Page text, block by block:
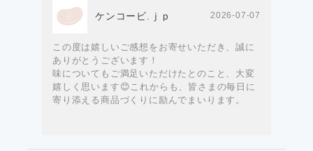
ケンコービ.ｊｐ 2026-07-07
この度は嬉しいご感想をお寄せいただき、誠に
ありがとうございます！
味についてもご満足いただけたとのこと、大変
嬉しく思います😊これからも、皆さまの毎日に
寄り添える商品づくりに励んでまいります。